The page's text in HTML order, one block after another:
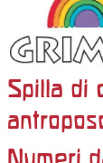
Spilla di
Numeri